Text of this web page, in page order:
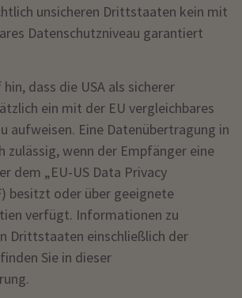
unsicheren Drittstaaten kein mit
Datenschutzniveau garantiert
dass die USA als sicherer
ein mit der EU vergleichbares
aufweisen. Eine Datenübertragung in
zulässig, wenn der Empfänger eine
dem „EU-US Data Privacy
besitzt oder über geeignete
verfügt. Informationen zu
Drittstaaten einschließlich der
Sie in dieser